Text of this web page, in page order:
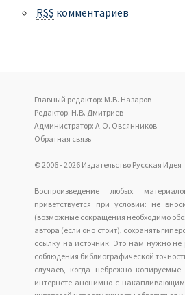
RSS комментариев
Главный редактор: М.В. Назаров
Редактор: Н.В. Дмитриев
Администратор: А.О. Овсянников
Обратная связь
© 2006 - 2026 Издательство Русская Идея
Воспроизведение любых
приветствуется при условии: не
(возможные сокращения необходимо
автора (если оно стоит), сохранять
ссылку на источник. Это нам нужно не
соблюдения библиографической
случаев, когда небрежно
интернете анонимно с